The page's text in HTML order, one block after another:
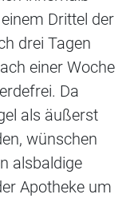
Drittel der
drei Tagen
einer Woche
Da
als äußerst
wünschen
alsbaldige
Apotheke um